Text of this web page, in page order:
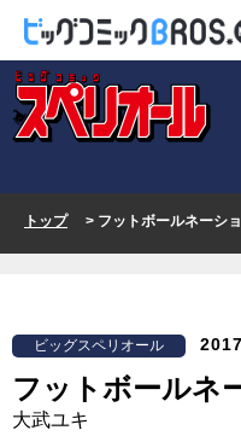
トップ> フットボールネーシ
ビッグスペリオール
フットボール
大武ユキ